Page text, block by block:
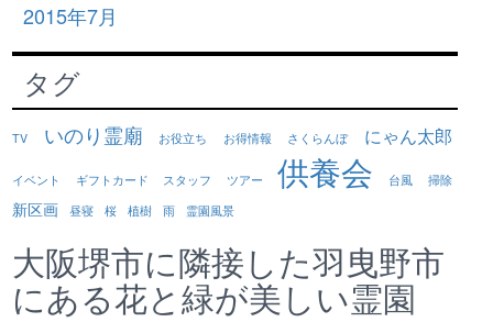
2015年7月
タグ
TV いのり霊廟 お役立ち お得情報 さくらんぼ にゃん太郎
イベント ギフトカード スタッフ ツアー 供養会 台風 掃除
新区画 昼寝 桜 植樹 雨 霊園風景
大阪堺市に隣接した羽曳野市
にある花と緑が美しい霊園